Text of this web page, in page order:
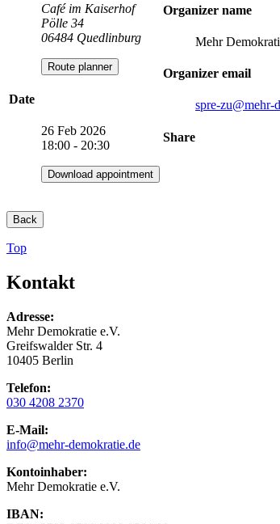
Café im Kaiserhof
Pölle 34
06484 Quedlinburg
Route planner
Date
26 Feb 2026
18:00 - 20:30
Download appointment
Organizer name
Mehr
Organizer email
spre-zu@mehr-
Share
Back
Top
Kontakt
Adresse:
Mehr Demokratie e.V.
Greifswalder Str. 4
10405 Berlin
Telefon:
030 4208 2370
E-Mail:
info@mehr-demokratie.de
Kontoinhaber:
Mehr Demokratie e.V.
IBAN: